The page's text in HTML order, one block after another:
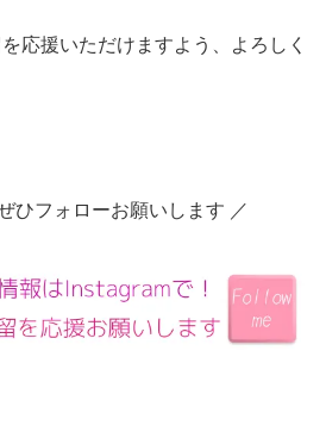
応援いただけますよう、よろしく
ひフォローお願いします ／